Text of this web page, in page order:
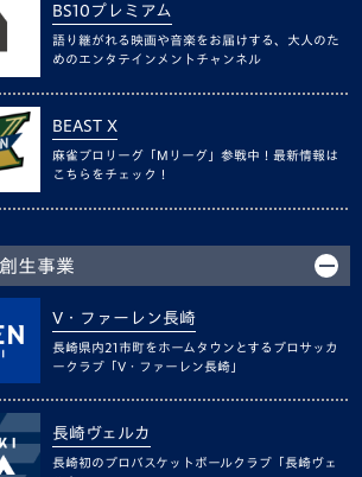
BS10プレミアム
語り継がれる映画や音楽をお届けする、大人のた
めのエンタテインメントチャンネル
BEAST X
麻雀プロリーグ「Mリーグ」参戦中！最新情報は
こちらをチェック！
生事業
V・ファーレン長崎
長崎県内21市町をホームタウンとするプロサッカ
ークラブ「V・ファーレン長崎」
長崎ヴェルカ
長崎初のプロバスケットボールクラブ「長崎ヴェ